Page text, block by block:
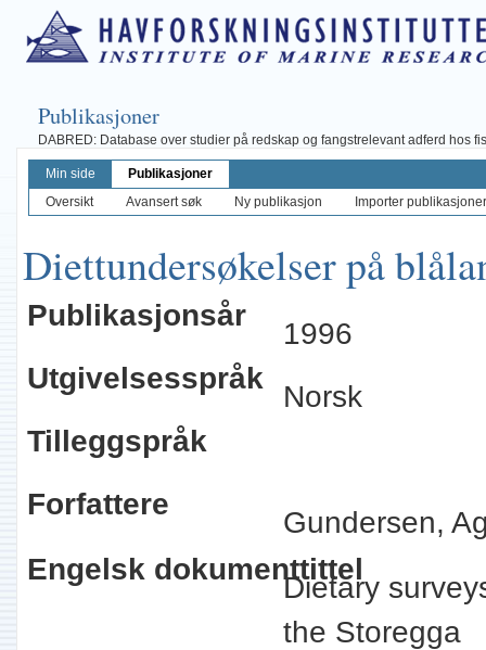
Publikasjoner
DABRED: Database over studier på redskap og fangstrelevant adferd hos
Min side
Publikasjoner
Oversikt
Avansert søk Ny publikasjon Importer
Diettundersøkelser på
Publikasjonsår
1996
Utgivelsesspråk
Norsk
Tilleggspråk
Forfattere
Gundersen,
Engelsk dokumenttittel
Dietary
the Storegga